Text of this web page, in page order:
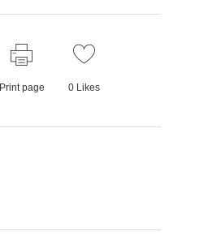
Print page 0Likes